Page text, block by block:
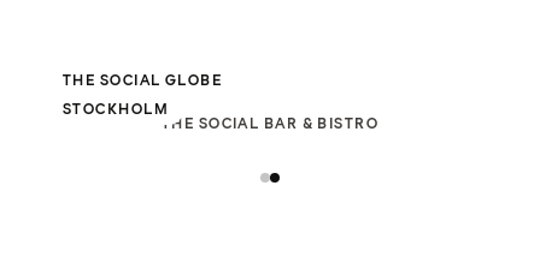
THE SOCIAL BAR & BISTRO
THE SOCIAL GLOBE
STOCKHOLM